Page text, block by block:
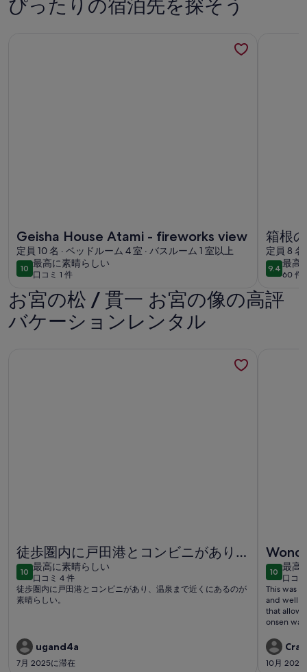
ぴったりの宿泊先を探そう
Geisha House Atami - fireworks view
定員 10 名 · ベッドルーム 4 室 · バスルーム 1 室以上
1010段階中10
最高に素晴らしい
最
高
に
素
晴
口コミ 1 件
(口
コ
ミ
1
箱根の
箱根
ーク
付き
定員 8 名
9.410段階
最高
最
高
に
60 件
お宮の松 / 貫一 お宮の像の高評
バケーションレンタル
家の窓から釣りができる古民家一棟貸しの宿。戸田湾徒歩
徒歩圏内に戸田港とコンビニがあり、
温泉まで近くにあるのが素晴らしい
1010段階中10
最高に素晴らしい
最
高
に
ら
し
口コミ 4 件
(口
コ
件)
徒歩圏内に戸田港とコンビニがあり、温泉まで近くにあるのが
素晴らしい。
ugand4a
7月 2025に滞在
1010段階
最高
最
高
に
素
晴
ら
し
口コ
(口
コ
ミ
4
件)
This was
and well
that
onsen was
cafe that
very tasty and
and
10月 2024